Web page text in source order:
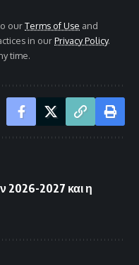
ourTerms of Use and
in ourPrivacy Policy.
time.
2026-2027 και η